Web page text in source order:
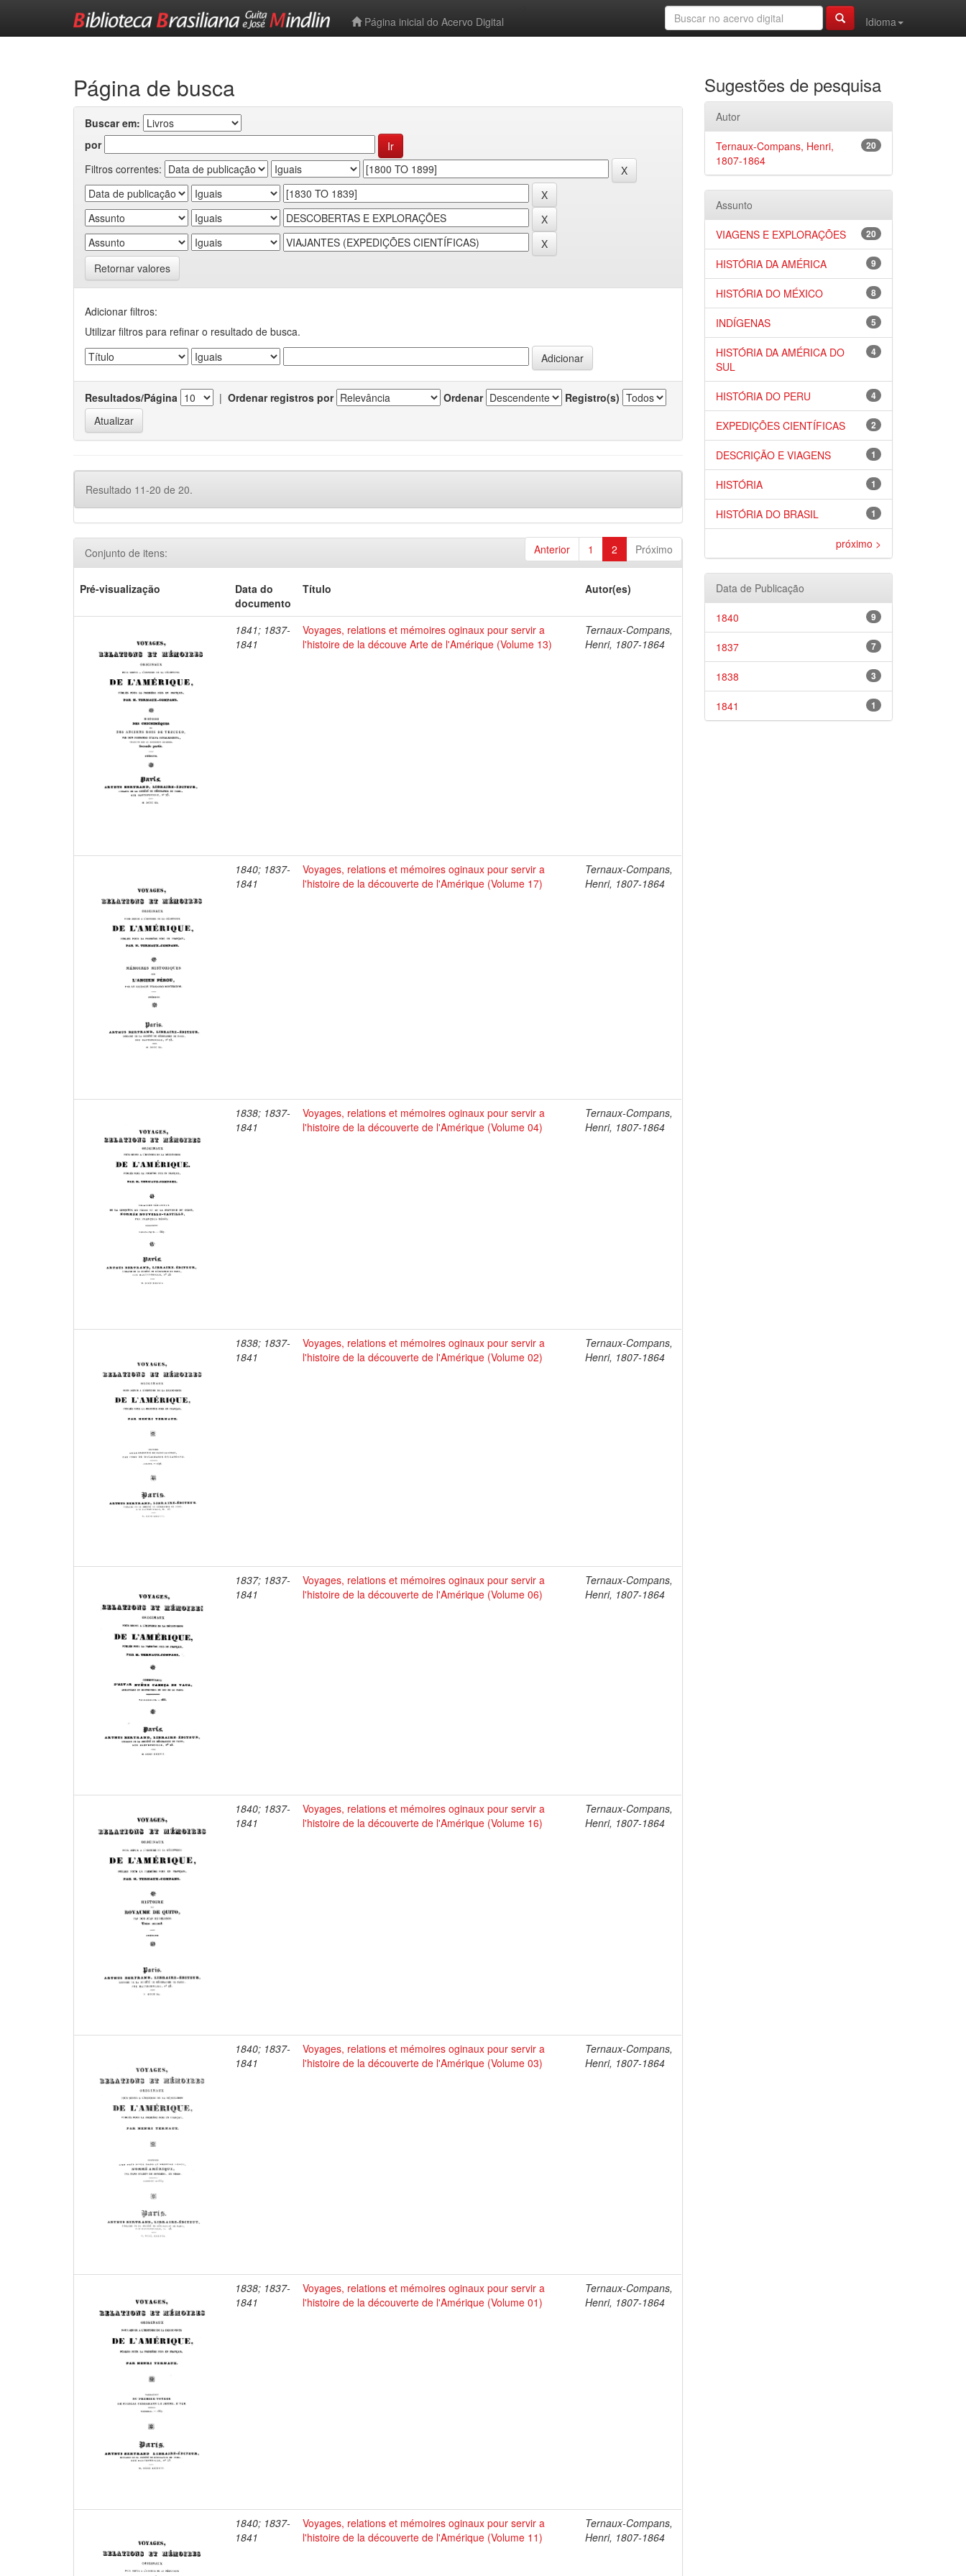
Página inicial do Acervo Digital
Idioma
Página de busca
Buscar em:
por
Filtros correntes:
Retornar valores
Adicionar filtros:
Utilizar filtros para refinar o resultado de busca.
Resultados/Página | Ordenar registros por Ordenar Registro(s)
Resultado 11-20 de 20.
Anterior 1 2 Próximo
Conjunto de itens:
Pré-visualização
Data do
documento
Título Autor(es)
1841; 1837-
1841
Voyages, relations et mémoires oginaux pour servir a
l'histoire de la découve Arte de l'Amérique (Volume 13)
Ternaux-Compans,
Henri, 1807-1864
1840; 1837-
1841
Voyages, relations et mémoires oginaux pour servir a
l'histoire de la découverte de l'Amérique (Volume 17)
Ternaux-Compans,
Henri, 1807-1864
1838; 1837-
1841
Voyages, relations et mémoires oginaux pour servir a
l'histoire de la découverte de l'Amérique (Volume 04)
Ternaux-Compans,
Henri, 1807-1864
1838; 1837-
1841
Voyages, relations et mémoires oginaux pour servir a
l'histoire de la découverte de l'Amérique (Volume 02)
Ternaux-Compans,
Henri, 1807-1864
1837; 1837-
1841
Voyages, relations et mémoires oginaux pour servir a
l'histoire de la découverte de l'Amérique (Volume 06)
Ternaux-Compans,
Henri, 1807-1864
1840; 1837-
1841
Voyages, relations et mémoires oginaux pour servir a
l'histoire de la découverte de l'Amérique (Volume 16)
Ternaux-Compans,
Henri, 1807-1864
1840; 1837-
1841
Voyages, relations et mémoires oginaux pour servir a
l'histoire de la découverte de l'Amérique (Volume 03)
Ternaux-Compans,
Henri, 1807-1864
1838; 1837-
1841
Voyages, relations et mémoires oginaux pour servir a
l'histoire de la découverte de l'Amérique (Volume 01)
Ternaux-Compans,
Henri, 1807-1864
1840; 1837-
1841
Voyages, relations et mémoires oginaux pour servir a
l'histoire de la découverte de l'Amérique (Volume 11)
Ternaux-Compans,
Henri, 1807-1864
Sugestões de pesquisa
Autor
20
Ternaux-Compans, Henri,
1807-1864
Assunto
20
VIAGENS E EXPLORAÇÕES
9
HISTÓRIA DA AMÉRICA
8
HISTÓRIA DO MÉXICO
5
INDÍGENAS
4
HISTÓRIA DA AMÉRICA DO
SUL
4
HISTÓRIA DO PERU
2
EXPEDIÇÕES CIENTÍFICAS
1
DESCRIÇÃO E VIAGENS
1
HISTÓRIA
1
HISTÓRIA DO BRASIL
próximo >
Data de Publicação
9
1840
7
1837
3
1838
1
1841